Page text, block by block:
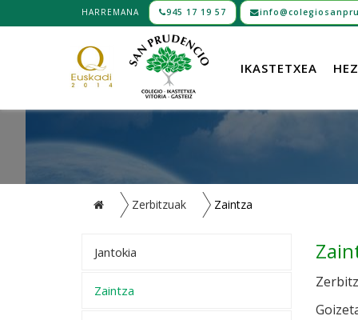
HARREMANA 945 17 19 57
IKASTETXEA
Zerbitzuak Zaintza
Jantokia
Zaintza